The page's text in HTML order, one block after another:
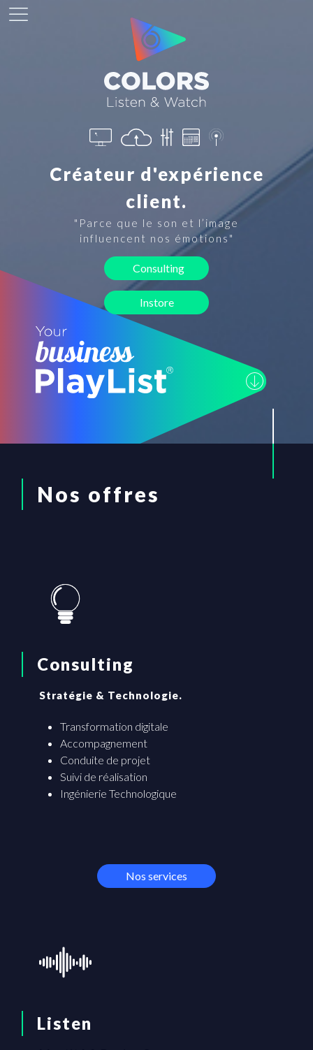
Créateur d'expérience
client.
"Parce que le son et l’image
influencent nos émotions"
Consulting
Instore
Nos offres
Consulting
Stratégie & Technologie.
Transformation digitale
Accompagnement
Conduite de projet
Suivi de réalisation
Ingénierie Technologique
Nos services
Listen